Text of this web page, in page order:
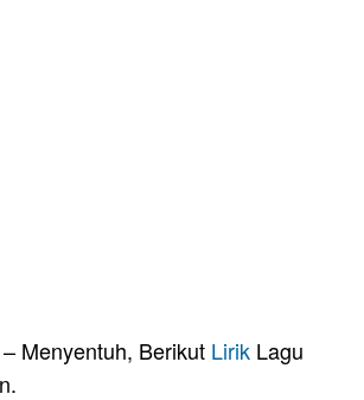
– Menyentuh, Berikut Lirik Lagu